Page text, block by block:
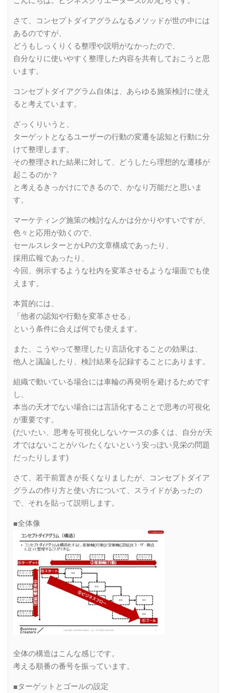
さて、コンセプトダイアグラムなるメソッドが世の中には
あるのですが、
どうもしっくりくる整理や説明がなかったので、
自分なりに使いやすく整理した内容を共有しておこうと思
います。
コンセプトダイアグラム自体は、あらゆる施策検討に使え
ると考えています。
ざっくりいうと、
ターゲットとなるユーザーの行動の変遷を認知と行動に分
けて整理します。
その整理された結果に対して、どうしたら理想的な遷移が
起こるのか？
と考えるきっかけにできるので、かなり万能だと思いま
す。
マーケティング施策の検討なんかは分かりやすいですが、
色々と応用が効くので、
セールスレターとかLPの文章構成であったり、
採用広報であったり、
今回、例示するような社内を変革させるような場面でも使
えます。
本質的には、
「他者の認知や行動を変革させる」
という条件に合えば何でも使えます。
また、こうやって整理したり言語化することの効果は、
他人と議論したり、検討結果を記録することにあります。
組織で動いている場合には車輪の再発明を避けるためです
し、
本当の天才でない場合には言語化することで思考の可視化
が重要です。
(だいたい、思考を可視化しないケースの多くは、自分が天
才ではないことがバレたくないという安っぽい見栄の問題
だったりします)
さて、若干前置きが長くなりましたが、コンセプトダイア
グラムの作り方と使い方について、スライドがあったの
で、それを貼って説明します。
■全体像
全体の構造はこんな感じです。
考える順番の番号を振っています。
■ターゲットとゴールの設定